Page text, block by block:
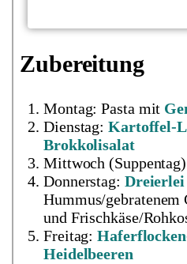
Zubereitung
Montag: Pasta mit
Dienstag: Kartoffel-
Brokkolisalat
Mittwoch
Donnerstag:
Hummus/gebratenem
und Frischkäse/
Freitag:
Heidelbeeren